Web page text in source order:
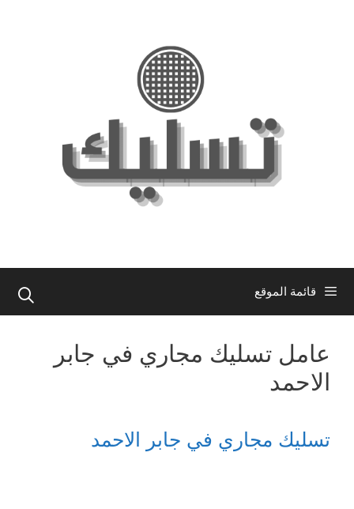
قائمة الموقع
عامل تسليك مجاري في جابر
الاحمد
تسليك مجاري في جابر الاحمد